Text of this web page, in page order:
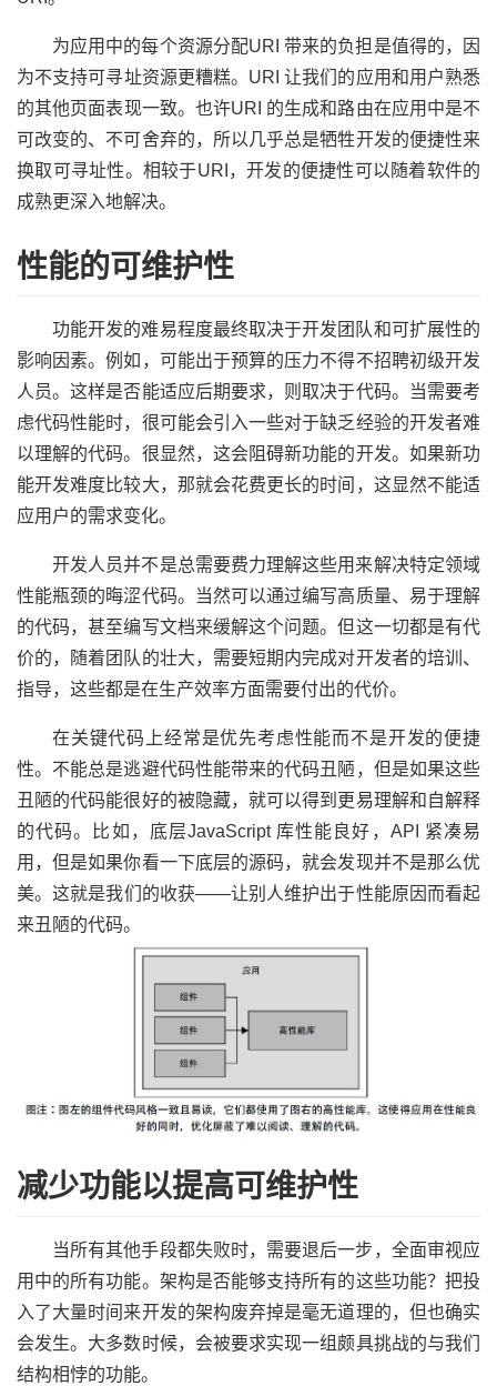
为应用中的每个资源分配URI 带来的负担是值得的，因
为不支持可寻址资源更糟糕。URI 让我们的应用和用户熟悉
的其他页面表现一致。也许URI 的生成和路由在应用中是不
可改变的、不可舍弃的，所以几乎总是牺牲开发的便捷性来
换取可寻址性。相较于URI，开发的便捷性可以随着软件的
成熟更深入地解决。
性能的可维护性
功能开发的难易程度最终取决于开发团队和可扩展性的
影响因素。例如，可能出于预算的压力不得不招聘初级开发
人员。这样是否能适应后期要求，则取决于代码。当需要考
虑代码性能时，很可能会引入一些对于缺乏经验的开发者难
以理解的代码。很显然，这会阻碍新功能的开发。如果新功
能开发难度比较大，那就会花费更长的时间，这显然不能适
应用户的需求变化。
开发人员并不是总需要费力理解这些用来解决特定领域
性能瓶颈的晦涩代码。当然可以通过编写高质量、易于理解
的代码，甚至编写文档来缓解这个问题。但这一切都是有代
价的，随着团队的壮大，需要短期内完成对开发者的培训、
指导，这些都是在生产效率方面需要付出的代价。
在关键代码上经常是优先考虑性能而不是开发的便捷
性。不能总是逃避代码性能带来的代码丑陋，但是如果这些
丑陋的代码能很好的被隐藏，就可以得到更易理解和自解释
的代码。比如，底层JavaScript 库性能良好，API 紧凑易
用，但是如果你看一下底层的源码，就会发现并不是那么优
美。这就是我们的收获——让别人维护出于性能原因而看起
来丑陋的代码。
减少功能以提高可维护性
当所有其他手段都失败时，需要退后一步，全面审视应
用中的所有功能。架构是否能够支持所有的这些功能？把投
入了大量时间来开发的架构废弃掉是毫无道理的，但也确实
会发生。大多数时候，会被要求实现一组颇具挑战的与我们
结构相悖的功能。